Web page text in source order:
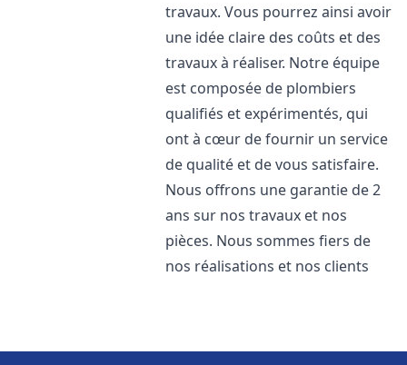
travaux. Vous pourrez ainsi avoir
une idée claire des coûts et des
travaux à réaliser. Notre équipe
est composée de plombiers
qualifiés et expérimentés, qui
ont à cœur de fournir un service
de qualité et de vous satisfaire.
Nous offrons une garantie de 2
ans sur nos travaux et nos
pièces. Nous sommes fiers de
nos réalisations et nos clients